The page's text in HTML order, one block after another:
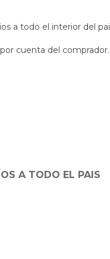
a todo el interior del
cuenta del comprador.
A TODO EL PAIS